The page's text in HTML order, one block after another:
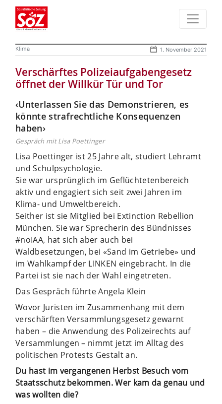
Klima 1. November 2021
Verschärftes Polizeiaufgabengesetz
öffnet der Willkür Tür und Tor
‹Unterlassen Sie das Demonstrieren, es
könnte strafrechtliche Konsequenzen
haben›
Gespräch mit Lisa Poettinger
Lisa Poettinger ist 25 Jahre alt, studiert Lehramt
und Schulpsychologie.
Sie war ursprünglich im Geflüchtetenbereich
aktiv und engagiert sich seit zwei Jahren im
Klima- und Umweltbereich.
Seither ist sie Mitglied bei Extinction Rebellion
München. Sie war Sprecherin des Bündnisses
#noIAA, hat sich aber auch bei
Waldbesetzungen, bei «Sand im Getriebe» und
im Wahlkampf der LINKEN eingebracht. In die
Partei ist sie nach der Wahl eingetreten.
Das Gespräch führte Angela Klein
Wovor Juristen im Zusammenhang mit dem
verschärften Versammlungsgesetz gewarnt
haben – die Anwendung des Polizeirechts auf
Versammlungen – nimmt jetzt im Alltag des
politischen Protests Gestalt an.
Du hast im vergangenen Herbst Besuch vom
Staatsschutz bekommen. Wer kam da genau und
was wollten die?